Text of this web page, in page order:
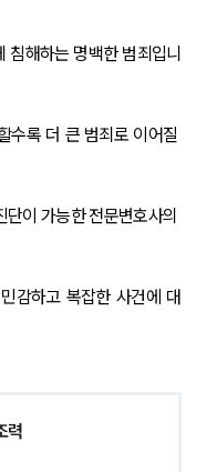
어
약
침해하는 명백한 범죄입니
수록 더 큰 범죄로 이어질
이 가능한 전문변호사의
감하고 복잡한 사건에 대
력